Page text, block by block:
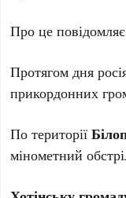
Про це
Протягом дня
прикордонних
По території
мінометний